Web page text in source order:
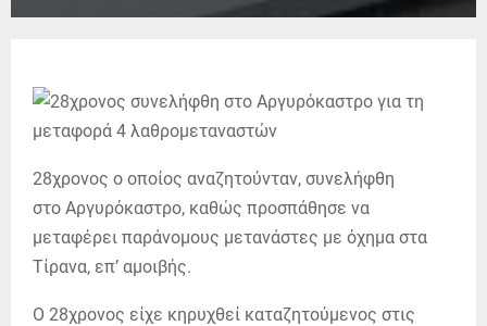
28χρονος ο οποίος αναζητούνταν, συνελήφθη
στο Αργυρόκαστρο, καθώς προσπάθησε να
μεταφέρει παράνομους μετανάστες με όχημα στα
Τίρανα, επ’ αμοιβής.
Ο 28χρονος είχε κηρυχθεί καταζητούμενος στις